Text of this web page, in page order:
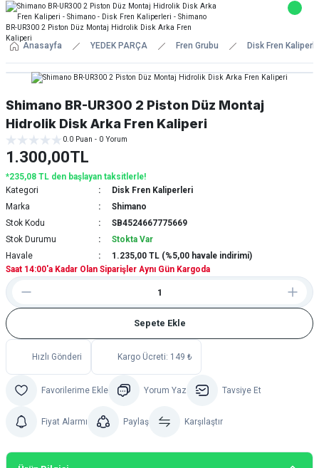
Anasayfa YEDEK PARÇA Fren Grubu Disk Fren
Shimano BR-UR300 2 Piston Düz Montaj
Hidrolik Disk Arka Fren Kaliperi
0.0 Puan - 0 Yorum
1.300,00TL
*235,08 TL den başlayan taksitlerle!
Kategori
Disk Fren Kaliperleri
Marka
Shimano
Stok Kodu
SB4524667775669
Stok Durumu
Stokta Var
Havale
1.235,00 TL (%5,00 havale indirimi)
Saat 14:00'a Kadar Olan Siparişler Aynı Gün Kargoda
Sepete Ekle
Hızlı Gönderi Kargo Ücreti: 149 ₺
Yorum Yaz Tavsiye Et
Fiyat Alarmı Paylaş Karşılaştır